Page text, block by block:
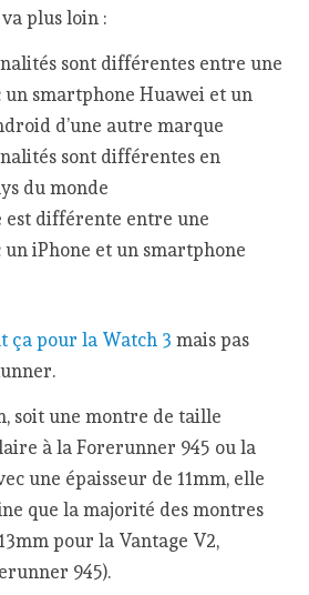
plus loin :
sont différentes entre une
smartphone Huawei et un
d’une autre marque
sont différentes en
du monde
est différente entre une
iPhone et un smartphone
ça pour la Watch 3 mais pas
soit une montre de taille
à la Forerunner 945 ou la
une épaisseur de 11mm, elle
que la majorité des montres
pour la Vantage V2,
945).